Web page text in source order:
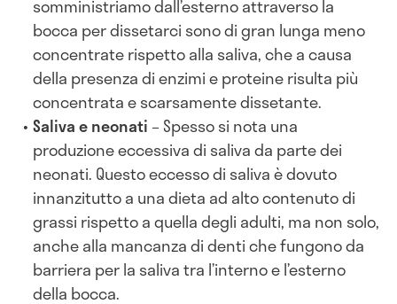
somministriamo dall’esterno attraverso la
bocca per dissetarci sono di gran lunga meno
concentrate rispetto alla saliva, che a causa
della presenza di enzimi e proteine risulta più
concentrata e scarsamente dissetante.
Saliva e neonati – Spesso si nota una
produzione eccessiva di saliva da parte dei
neonati. Questo eccesso di saliva è dovuto
innanzitutto a una dieta ad alto contenuto di
grassi rispetto a quella degli adulti, ma non solo,
anche alla mancanza di denti che fungono da
barriera per la saliva tra l’interno e l’esterno
della bocca.